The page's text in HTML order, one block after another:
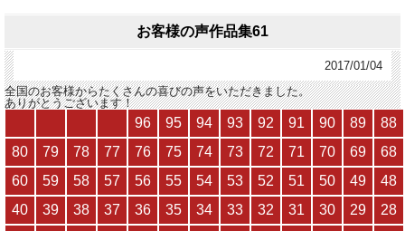
お客様の声作品集61
2017/01/04
全国のお客様からたくさんの喜びの声をいただきました。
ありがとうございます！